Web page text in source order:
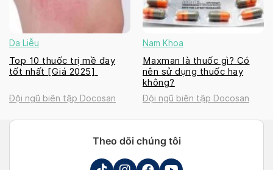
Da Liễu
Top 10 thuốc trị mề đay
tốt nhất [Giá 2025]
Đội ngũ biên tập Docosan
Nam Khoa
Maxman là thuốc gì? Có
nên sử dụng thuốc hay
không?
Đội ngũ biên tập Docosan
Theo dõi chúng tôi